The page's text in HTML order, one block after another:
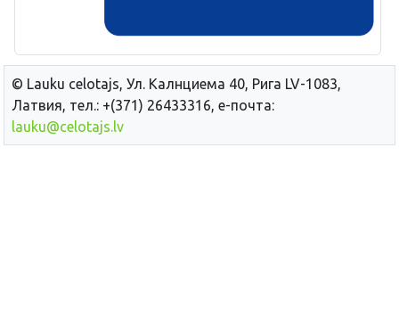
© Lauku сelotajs, Ул. Калнциема 40, Рига LV-1083,
Латвия, тел.: +(371) 26433316, е-почта:
lauku@celotajs.lv